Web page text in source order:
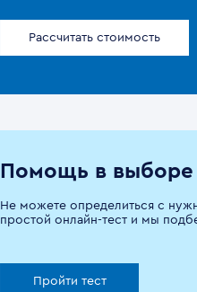
Рассчитать стоимость
Помощь в выборе
Не можете определиться с
простой онлайн-тест и мы
Пройти тест